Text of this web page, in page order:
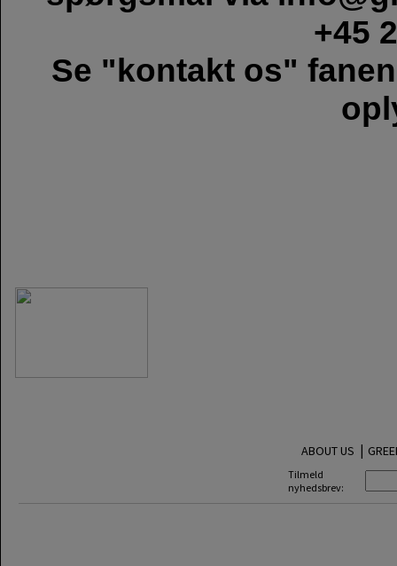
+45
Se "kontakt os"
ABOUT US |
Tilmeld
nyhedsbrev: